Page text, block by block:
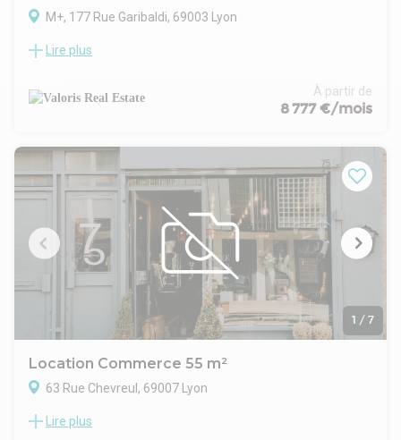
M+, 177 Rue Garibaldi, 69003 Lyon
Valoris Real Estate vous propose au coeur du quartier
une architecture ambitieuse comptant près de 1563 m² de
locaux commerciaux Cet actif mixte comprendra
Certification BREEAM Very Good + CERTIVEA.
- Type de bail : Commercial
- Durée : 3/6/9 ans
- Fiscalité : TVA
- Indice : ILC
- Indexation : Annuelle, date prise effet
- Dépôt de garantie : 3 mois HT/HC
- Loyers et charges : Trimestriels et d'avance
Lire plus
À partir de
8 777 €/mois
1 / 7
Location Commerce 55 m²
63 Rue Chevreul, 69007 Lyon
Valoris Real Estate vous propose un local commercial d'une
Lire plus